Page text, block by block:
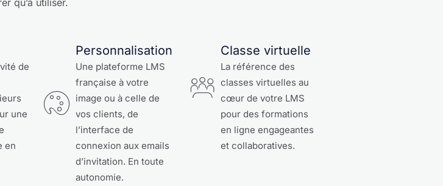
de
une
en
Personnalisation
Une plateforme LMS
française à votre
image ou à celle de
vos clients, de
l’interface de
connexion aux emails
d’invitation. En toute
autonomie.
Classe virtuelle
La référence des
classes virtuelles au
cœur de votre LMS
pour des formations
en ligne engageantes
et collaboratives.